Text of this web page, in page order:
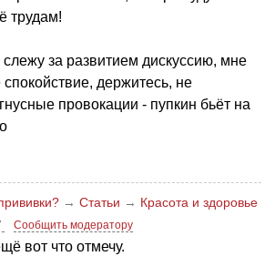
трудам!
слежу за развитием дискуссию, мне
держитесь, не
провокации - пупкин бьёт на
→ Статьи → Красота и здоровье
Сообщить модератору
вот что отмечу.